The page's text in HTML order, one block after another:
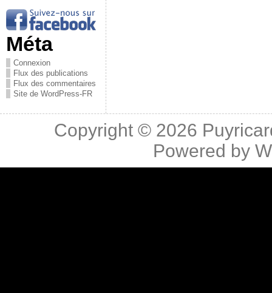
Méta
Connexion
Flux des publications
Flux des commentaires
Site de WordPress-FR
Copyright © 2026
Powered by